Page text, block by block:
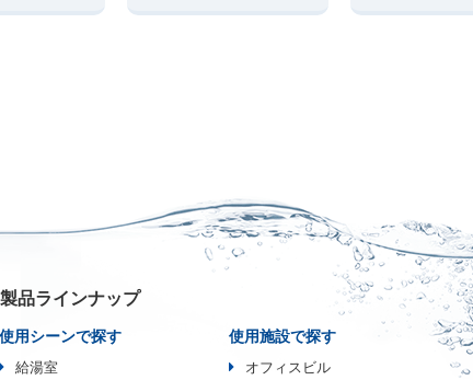
製品ラインナップ
使用シーンで探す
給湯室
使用施設で探す
オフィスビル